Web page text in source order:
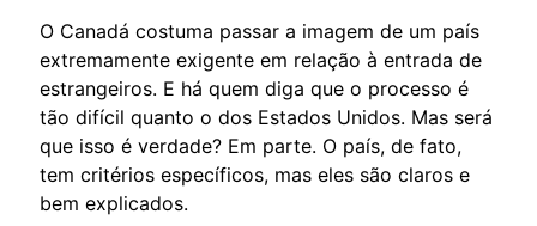
O Canadá costuma passar a imagem de um país
extremamente exigente em relação à entrada de
estrangeiros. E há quem diga que o processo é
tão difícil quanto o dos Estados Unidos. Mas será
que isso é verdade? Em parte. O país, de fato,
tem critérios específicos, mas eles são claros e
bem explicados.